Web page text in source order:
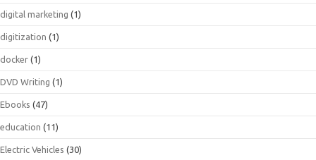
digital marketing (1)
digitization (1)
docker (1)
DVD Writing (1)
Ebooks (47)
education (11)
Electric Vehicles (30)